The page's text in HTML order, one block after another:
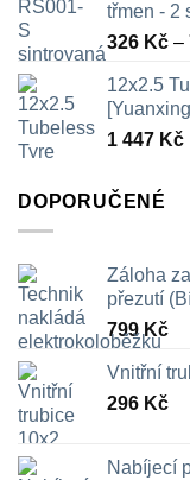
třmen - 2
326 Kč –
12x2.5
[Yuanxing]
1 447 Kč
DOPORUČENÉ
Záloha
přezutí
799Kč
Vnitřní
296 Kč
Nabíjecí